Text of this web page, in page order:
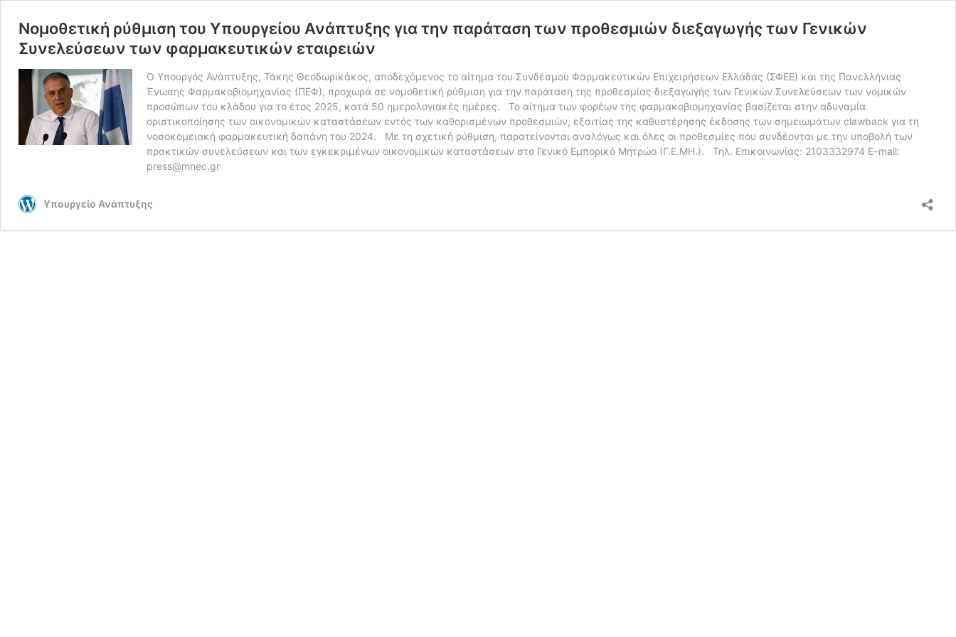
Νομοθετική ρύθμιση του Υπουργείου Ανάπτυξης για την παράταση των προθεσμιών διεξαγωγής των Γενικών
Συνελεύσεων των φαρμακευτικών εταιρειών
Ο Υπουργός Ανάπτυξης, Τάκης Θεοδωρικάκος, αποδεχόμενος το αίτημα του Συνδέσμου Φαρμακευτικών Επιχειρήσεων Ελλάδας (ΣΦΕΕ) και της Πανελλήνιας
Ένωσης Φαρμακοβιομηχανίας (ΠΕΦ), προχωρά σε νομοθετική ρύθμιση για την παράταση της προθεσμίας διεξαγωγής των Γενικών Συνελεύσεων των νομικών
προσώπων του κλάδου για το έτος 2025, κατά 50 ημερολογιακές ημέρες. Το αίτημα των φορέων της φαρμακοβιομηχανίας βασίζεται στην αδυναμία
οριστικοποίησης των οικονομικών καταστάσεων εντός των καθορισμένων προθεσμιών, εξαιτίας της καθυστέρησης έκδοσης των σημειωμάτων clawback για τη
νοσοκομειακή φαρμακευτική δαπάνη του 2024. Με τη σχετική ρύθμιση, παρατείνονται αναλόγως και όλες οι προθεσμίες που συνδέονται με την υποβολή των
πρακτικών συνελεύσεων και των εγκεκριμένων οικονομικών καταστάσεων στο Γενικό Εμπορικό Μητρώο (Γ.Ε.ΜΗ.). Τηλ. Επικοινωνίας: 2103332974 E–mail:
press@mnec.gr
Υπουργείο Ανάπτυξης